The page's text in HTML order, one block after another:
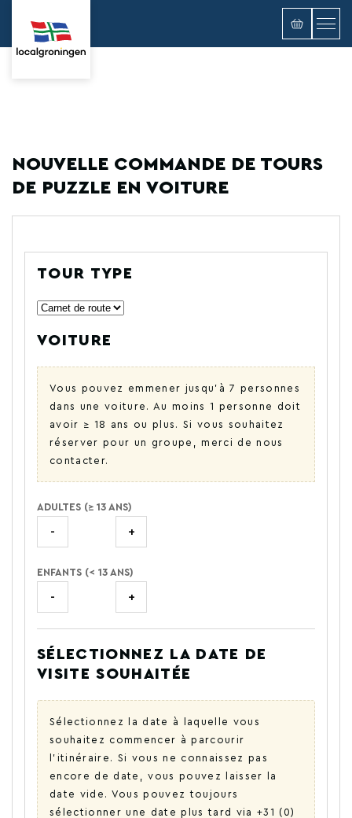
NOUVELLE COMMANDE DE TOURS
DE PUZZLE EN VOITURE
TOUR TYPE
VOITURE
Vous pouvez emmener jusqu'à 7 personnes
dans une voiture. Au moins 1 personne doit
avoir ≥ 18 ans ou plus. Si vous souhaitez
réserver pour un groupe, merci de nous
contacter.
ADULTES (≥ 13 ANS)
- +
ENFANTS (< 13 ANS)
- +
SÉLECTIONNEZ LA DATE DE
VISITE SOUHAITÉE
Sélectionnez la date à laquelle vous
souhaitez commencer à parcourir
l'itinéraire. Si vous ne connaissez pas
encore de date, vous pouvez laisser la
date vide. Vous pouvez toujours
sélectionner une date plus tard via +31 (0)